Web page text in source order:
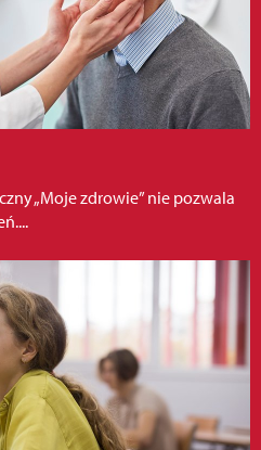
„Moje zdrowie” nie pozwala